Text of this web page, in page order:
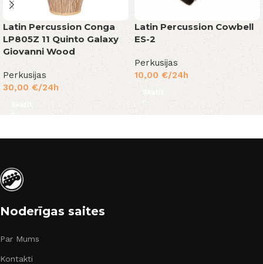
Latin Percussion Conga
LP805Z 11 Quinto Galaxy
Giovanni Wood
Perkusijas
30,00 €/24h
Skatīt
Latin Percussion Cowbell
ES-2
Perkusijas
10,00 €/24h
Skatīt
Noderīgas saites
Par Mums
Kontakti